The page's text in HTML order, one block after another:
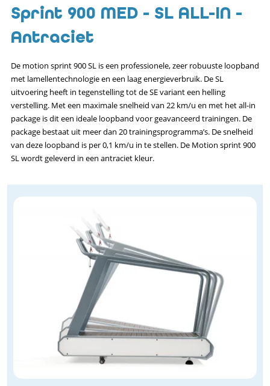
Sprint 900 MED - SL ALL-IN -
Antraciet
De motion sprint 900 SL is een professionele, zeer robuuste loopband
met lamellentechnologie en een laag energieverbruik. De SL
uitvoering heeft in tegenstelling tot de SE variant een helling
verstelling. Met een maximale snelheid van 22 km/u en met het all-in
package is dit een ideale loopband voor geavanceerd trainingen. De
package bestaat uit meer dan 20 trainingsprogramma’s. De snelheid
van deze loopband is per 0,1 km/u in te stellen. De Motion sprint 900
SL wordt geleverd in een antraciet kleur.